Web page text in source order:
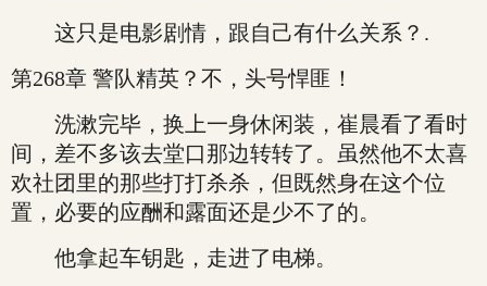
这只是电影剧情，跟自己有什么关系？.
第268章 警队精英？不，头号悍匪！
洗漱完毕，换上一身休闲装，崔晨看了看时
间，差不多该去堂口那边转转了。虽然他不太喜
欢社团里的那些打打杀杀，但既然身在这个位
置，必要的应酬和露面还是少不了的。
他拿起车钥匙，走进了电梯。